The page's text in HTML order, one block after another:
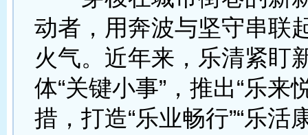
动者，用奔波与坚守串联
火气。近年来，乐清紧盯
体“关键小事”，推出“乐来
措，打造“乐业畅行”“乐活